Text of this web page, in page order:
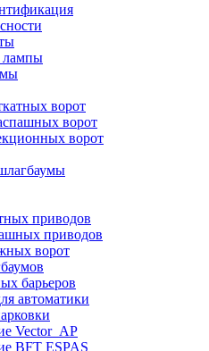
лампы
ворот
ворот
ворот
приводов
приводов
ворот
барьеров
автоматики
Vector_AP
BFT ESPAS